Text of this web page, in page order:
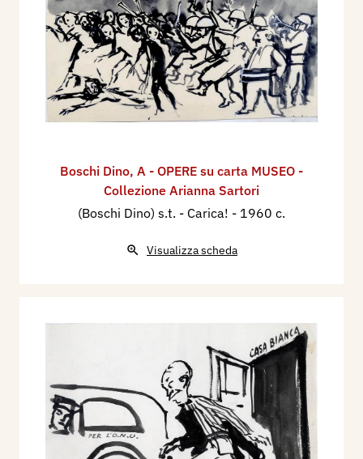
Boschi Dino, A - OPERE su carta MUSEO -
Collezione Arianna Sartori
(Boschi Dino) s.t. - Carica! - 1960 c.
Visualizza scheda